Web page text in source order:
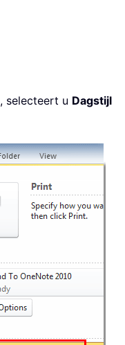
, selecteert u Dagstijl